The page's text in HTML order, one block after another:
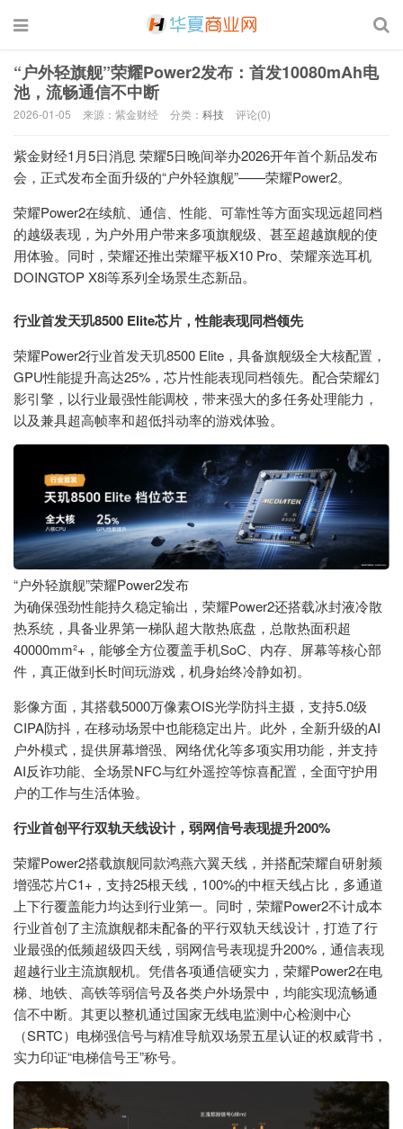
“户外轻旗舰”荣耀Power2发布：首发10080mAh电
池，流畅通信不中断
2026-01-05 来源：紫金财经 分类： 科技 评论(0)
紫金财经1月5日消息 荣耀5日晚间举办2026开年首个新品发布
会，正式发布全面升级的“户外轻旗舰”——荣耀Power2。
荣耀Power2在续航、通信、性能、可靠性等方面实现远超同档
的越级表现，为户外用户带来多项旗舰级、甚至超越旗舰的使
用体验。同时，荣耀还推出荣耀平板X10 Pro、荣耀亲选耳机
DOINGTOP X8i等系列全场景生态新品。
行业首发天玑8500 Elite芯片，性能表现同档领先
荣耀Power2行业首发天玑8500 Elite，具备旗舰级全大核配置，
GPU性能提升高达25%，芯片性能表现同档领先。配合荣耀幻
影引擎，以行业最强性能调校，带来强大的多任务处理能力，
以及兼具超高帧率和超低抖动率的游戏体验。
“户外轻旗舰”荣耀Power2发布
为确保强劲性能持久稳定输出，荣耀Power2还搭载冰封液冷散
热系统，具备业界第一梯队超大散热底盘，总散热面积超
40000mm²+，能够全方位覆盖手机SoC、内存、屏幕等核心部
件，真正做到长时间玩游戏，机身始终冷静如初。
影像方面，其搭载5000万像素OIS光学防抖主摄，支持5.0级
CIPA防抖，在移动场景中也能稳定出片。此外，全新升级的AI
户外模式，提供屏幕增强、网络优化等多项实用功能，并支持
AI反诈功能、全场景NFC与红外遥控等惊喜配置，全面守护用
户的工作与生活体验。
行业首创平行双轨天线设计，弱网信号表现提升200%
荣耀Power2搭载旗舰同款鸿燕六翼天线，并搭配荣耀自研射频
增强芯片C1+，支持25根天线，100%的中框天线占比，多通道
上下行覆盖能力均达到行业第一。同时，荣耀Power2不计成本
行业首创了主流旗舰都未配备的平行双轨天线设计，打造了行
业最强的低频超级四天线，弱网信号表现提升200%，通信表现
超越行业主流旗舰机。凭借各项通信硬实力，荣耀Power2在电
梯、地铁、高铁等弱信号及各类户外场景中，均能实现流畅通
信不中断。其更以整机通过国家无线电监测中心检测中心
（SRTC）电梯强信号与精准导航双场景五星认证的权威背书，
实力印证“电梯信号王”称号。